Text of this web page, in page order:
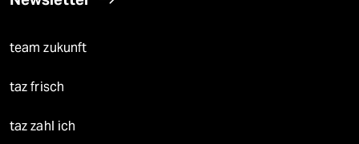
team zukunft
taz frisch
taz zahl ich